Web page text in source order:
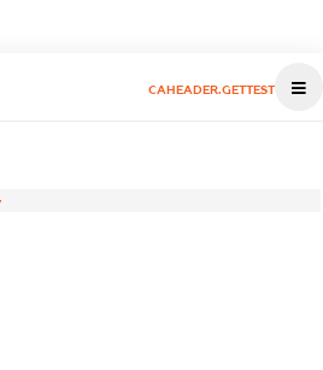
CAHEADER.GETTEST